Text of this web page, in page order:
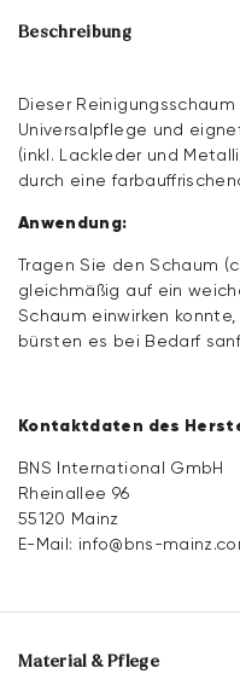
Beschreibung
Dieser
Universalpflege und
(inkl. Lackleder und
durch eine
Anwendung:
Tragen Sie den Schaum
gleichmäßig auf ein
Schaum einwirken
bürsten es bei Bedarf
Kontaktdaten des
BNS International GmbH
Rheinallee 96
55120 Mainz
E-Mail: info@bns-
Material & Pflege